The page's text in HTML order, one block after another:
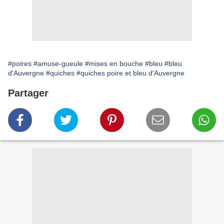
#poires #amuse-gueule #mises en bouche #bleu #bleu
d'Auvergne #quiches #quiches poire et bleu d'Auvergne
Partager